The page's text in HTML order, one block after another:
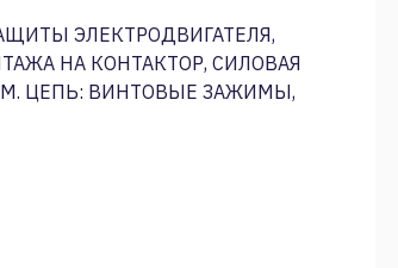
ЭЛЕКТРОДВИГАТЕЛЯ,
НА КОНТАКТОР, СИЛОВАЯ
ЦЕПЬ: ВИНТОВЫЕ ЗАЖИМЫ,